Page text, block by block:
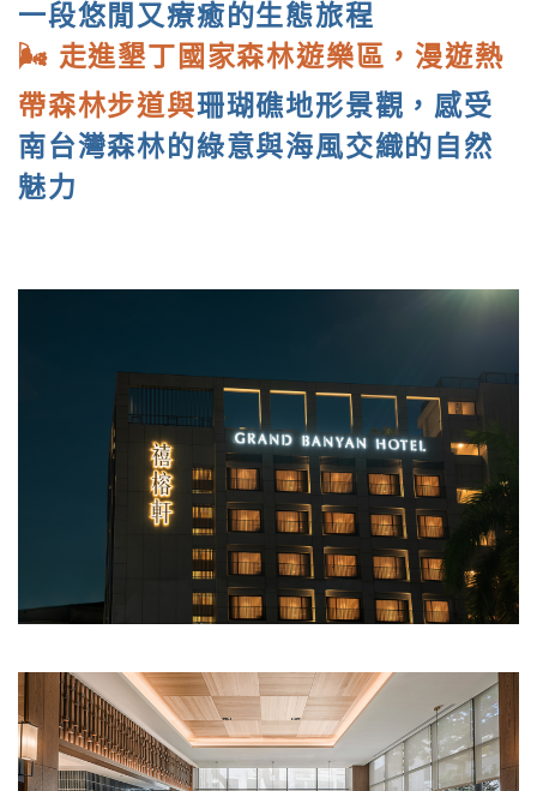
一段悠閒又療癒的生態旅程
🌬️ 走進墾丁國家森林遊樂區，漫遊熱
帶森林步道與珊瑚礁地形景觀，感受
南台灣森林的綠意與海風交織的自然
魅力